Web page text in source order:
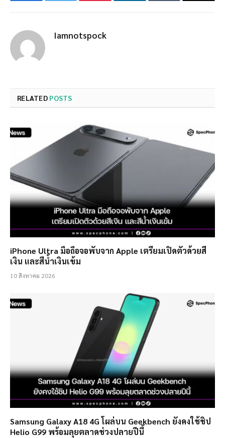
Iamnotspock
RELATED POSTS
iPhone Ultra มือถือจอพับจาก Apple เตรียมเปิดตัวด้วยสี
เงิน และสีน้ำเงินเข้ม
10 สิงหาคม 2026
Samsung Galaxy A18 4G โผล่บน Geekbench ยังคงใช้ชิป
Helio G99 พร้อมลุยตลาดช่วงปลายปีนี้